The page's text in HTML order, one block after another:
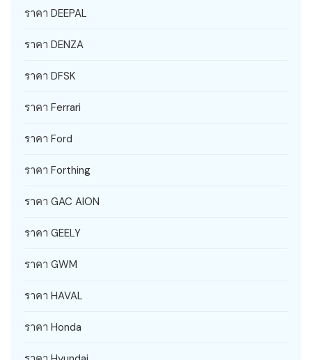
ราคา DEEPAL
ราคา DENZA
ราคา DFSK
ราคา Ferrari
ราคา Ford
ราคา Forthing
ราคา GAC AION
ราคา GEELY
ราคา GWM
ราคา HAVAL
ราคา Honda